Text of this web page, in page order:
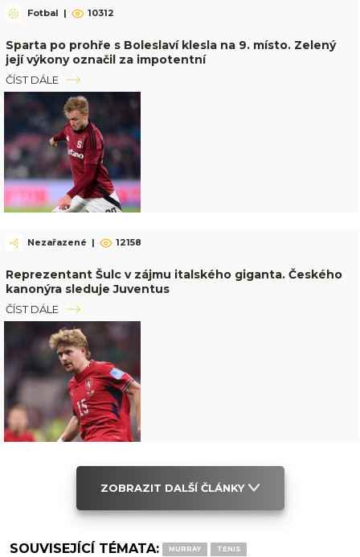
Fotbal | 10312
Sparta po prohře s Boleslaví klesla na 9. místo. Zelený
její výkony označil za impotentní
ČÍST DÁLE
Nezařazené | 12158
Reprezentant Šulc v zájmu italského giganta. Českého
kanonýra sleduje Juventus
ČÍST DÁLE
ZOBRAZIT DALŠÍ ČLÁNKY
SOUVISEJÍCÍ TÉMATA: MURRAY TENIS